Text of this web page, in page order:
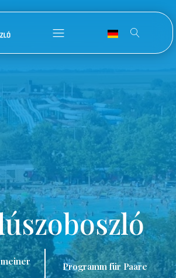
Programm für Paare